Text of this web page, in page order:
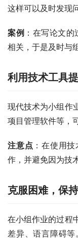
这样可以及时发现
案例 ：在写论文
相关，于是及时与
利用技术工具
现代技术为小组作
项目管理软件等，
注意点 ：在使用
作，并避免因为技
克服困难，保
在小组作业的过程
差异、语言障碍